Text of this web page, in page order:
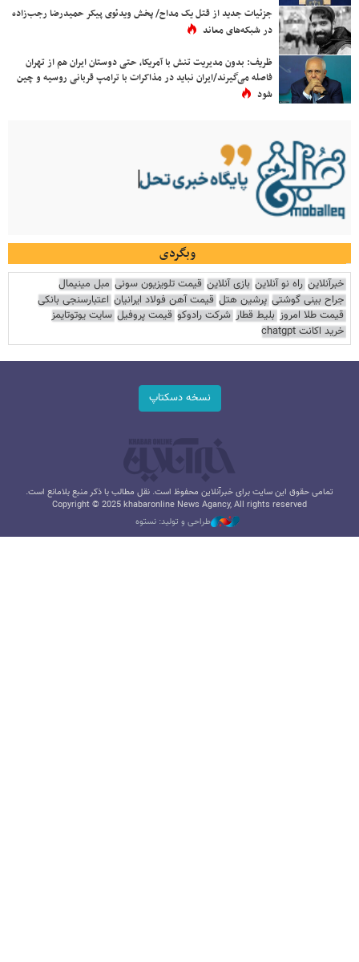
جزئیات جدید از قتل یک مداح/ پخش ویدئوی پیکر حمیدرضا رجب‌زاده
در شبکه‌های معاند
ظریف: بدون مدیریت تنش با آمریکا، حتی دوستان ایران هم از تهران
فاصله می‌گیرند/ایران نباید در مذاکرات با ترامپ قربانی روسیه و چین
شود
وبگردی
خبرآنلاین راه نو آنلاین بازی آنلاین قیمت تلویزیون سونی مبل مینیمال
جراح بینی گوشتی پرشین هتل قیمت آهن فولاد ایرانیان اعتبارسنجی بانکی
قیمت طلا امروز بلیط قطار شرکت رادوکو قیمت پروفیل سایت یوتوتایمز
خرید اکانت chatgpt
نسخه دسکتاپ
تمامی حقوق این سایت برای خبرآنلاین محفوظ است. نقل مطالب با ذکر منبع بلامانع است.
Copyright © 2025 khabaronline News Agancy, All rights reserved
طراحی و تولید: نستوه